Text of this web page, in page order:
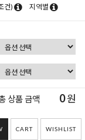
건) 지역별
상품 금액 0원
CART WISHLIST